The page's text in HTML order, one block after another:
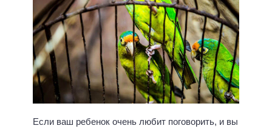
Если ваш ребенок очень любит поговорить, и вы